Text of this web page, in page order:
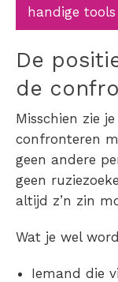
handige
De
de
Misschien zie
confronteren
geen andere
geen
altijd z’n zin
Wat je wel
Iemand die